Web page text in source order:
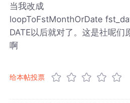
当我改成
loopToFstMonthOrDate
DATE以后就对了。这是社呢们
啊
给本帖投票